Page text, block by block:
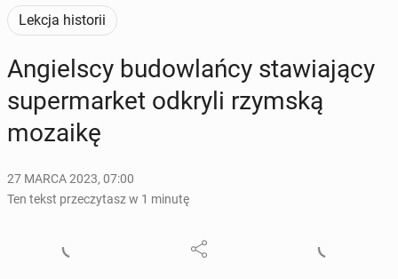
Lekcja historii
An­giel­scy bu­dow­lań­cy sta­wia­ją­cy
su­per­mar­ket odkryli rzymską
mozaikę
27 MARCA 2023, 07:00
Ten tekst przeczytasz w 1 minutę